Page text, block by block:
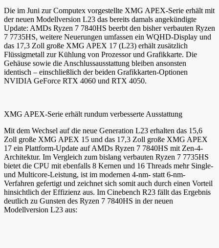
Die im Juni zur Computex vorgestellte XMG APEX-Serie erhält mit
der neuen Modellversion L23 das bereits damals angekündigte
Update: AMDs Ryzen 7 7840HS beerbt den bisher verbauten Ryzen
7 7735HS, weitere Neuerungen umfassen ein WQHD-Display und
das 17,3 Zoll große XMG APEX 17 (L23) erhält zusätzlich
Flüssigmetall zur Kühlung von Prozessor und Grafikkarte. Die
Gehäuse sowie die Anschlussausstattung bleiben ansonsten
identisch – einschließlich der beiden Grafikkarten-Optionen
NVIDIA GeForce RTX 4060 und RTX 4050.
XMG APEX-Serie erhält rundum verbesserte Ausstattung
Mit dem Wechsel auf die neue Generation L23 erhalten das 15,6
Zoll große XMG APEX 15 und das 17,3 Zoll große XMG APEX
17 ein Plattform-Update auf AMDs Ryzen 7 7840HS mit Zen-4-
Architektur. Im Vergleich zum bislang verbauten Ryzen 7 7735HS
bietet die CPU mit ebenfalls 8 Kernen und 16 Threads mehr Single-
und Multicore-Leistung, ist im modernen 4-nm- statt 6-nm-
Verfahren gefertigt und zeichnet sich somit auch durch einen Vorteil
hinsichtlich der Effizienz aus. Im Cinebench R23 fällt das Ergebnis
deutlich zu Gunsten des Ryzen 7 7840HS in der neuen
Modellversion L23 aus: